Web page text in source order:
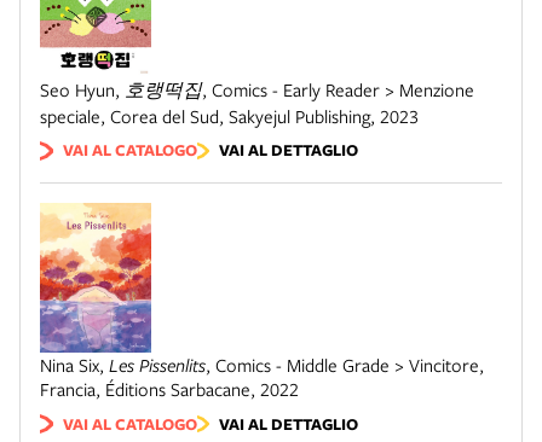
Seo Hyun, 호랭떡집, Comics - Early Reader > Menzione
speciale, Corea del Sud, Sakyejul Publishing, 2023
VAI AL CATALOGO VAI AL DETTAGLIO
Nina Six, Les Pissenlits, Comics - Middle Grade > Vincitore,
Francia, Éditions Sarbacane, 2022
VAI AL CATALOGO VAI AL DETTAGLIO